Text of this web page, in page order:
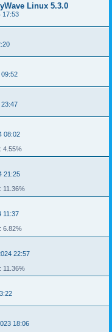
Linux 5.3.0
17:53
23:47
08:02
4.55%
21:25
11.36%
11:37
6.82%
22:57
11.36%
18:06